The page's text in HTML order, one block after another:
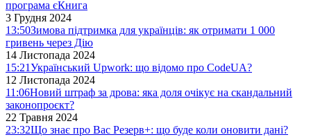
програма єКнига
3 Грудня 2024
13:50Зимова підтримка для українців: як отримати 1 000
гривень через Дію
14 Листопада 2024
15:21Український Upwork: що відомо про CodeUA?
12 Листопада 2024
11:06Новий штраф за дрова: яка доля очікує на скандальний
законопроєкт?
22 Травня 2024
23:32Що знає про Вас Резерв+: що буде коли оновити дані?